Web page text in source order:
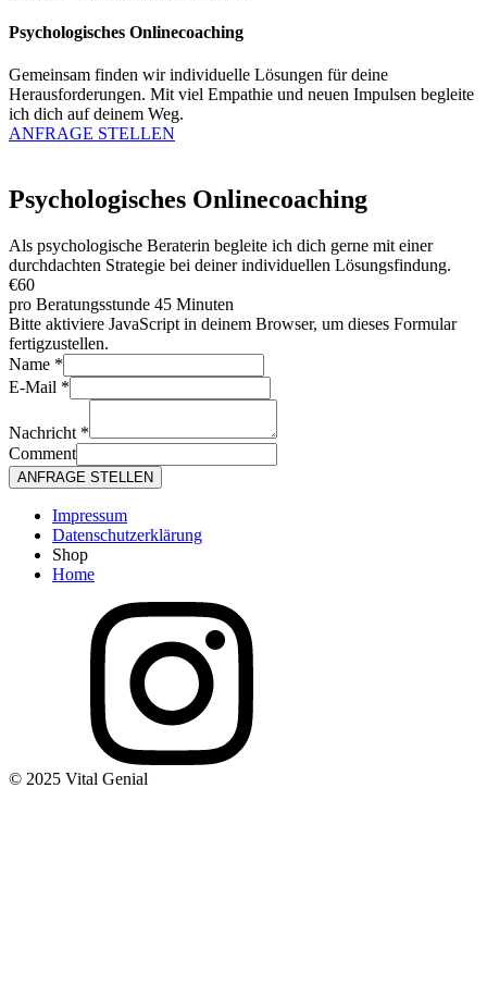
Psychologisches Onlinecoaching
Gemeinsam finden wir individuelle Lösungen für deine
Herausforderungen. Mit viel Empathie und neuen Impulsen begleite
ich dich auf deinem Weg.
ANFRAGE STELLEN
Psychologisches Onlinecoaching
Als psychologische Beraterin begleite ich dich gerne mit einer
durchdachten Strategie bei deiner individuellen Lösungsfindung.
€60
pro Beratungsstunde 45 Minuten
Bitte aktiviere JavaScript in deinem Browser, um dieses Formular
fertigzustellen.
Name *
E-Mail *
Nachricht *
Comment
ANFRAGE STELLEN
Impressum
Datenschutzerklärung
Shop
Home
© 2025 Vital Genial